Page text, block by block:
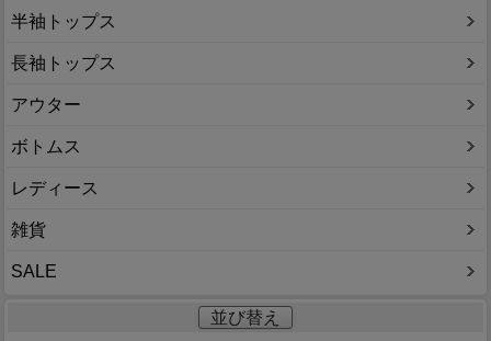
半袖トップス
長袖トップス
アウター
ボトムス
レディース
雑貨
SALE
並び替え